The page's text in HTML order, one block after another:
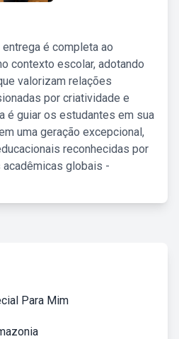
é completa ao
contexto escolar, adotando
valorizam relações
por criatividade e
é guiar os estudantes em sua
uma geração excepcional,
reconhecidas por
globais -
Para Mim